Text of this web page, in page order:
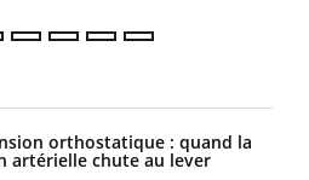
orthostatique : quand la
artérielle chute au lever